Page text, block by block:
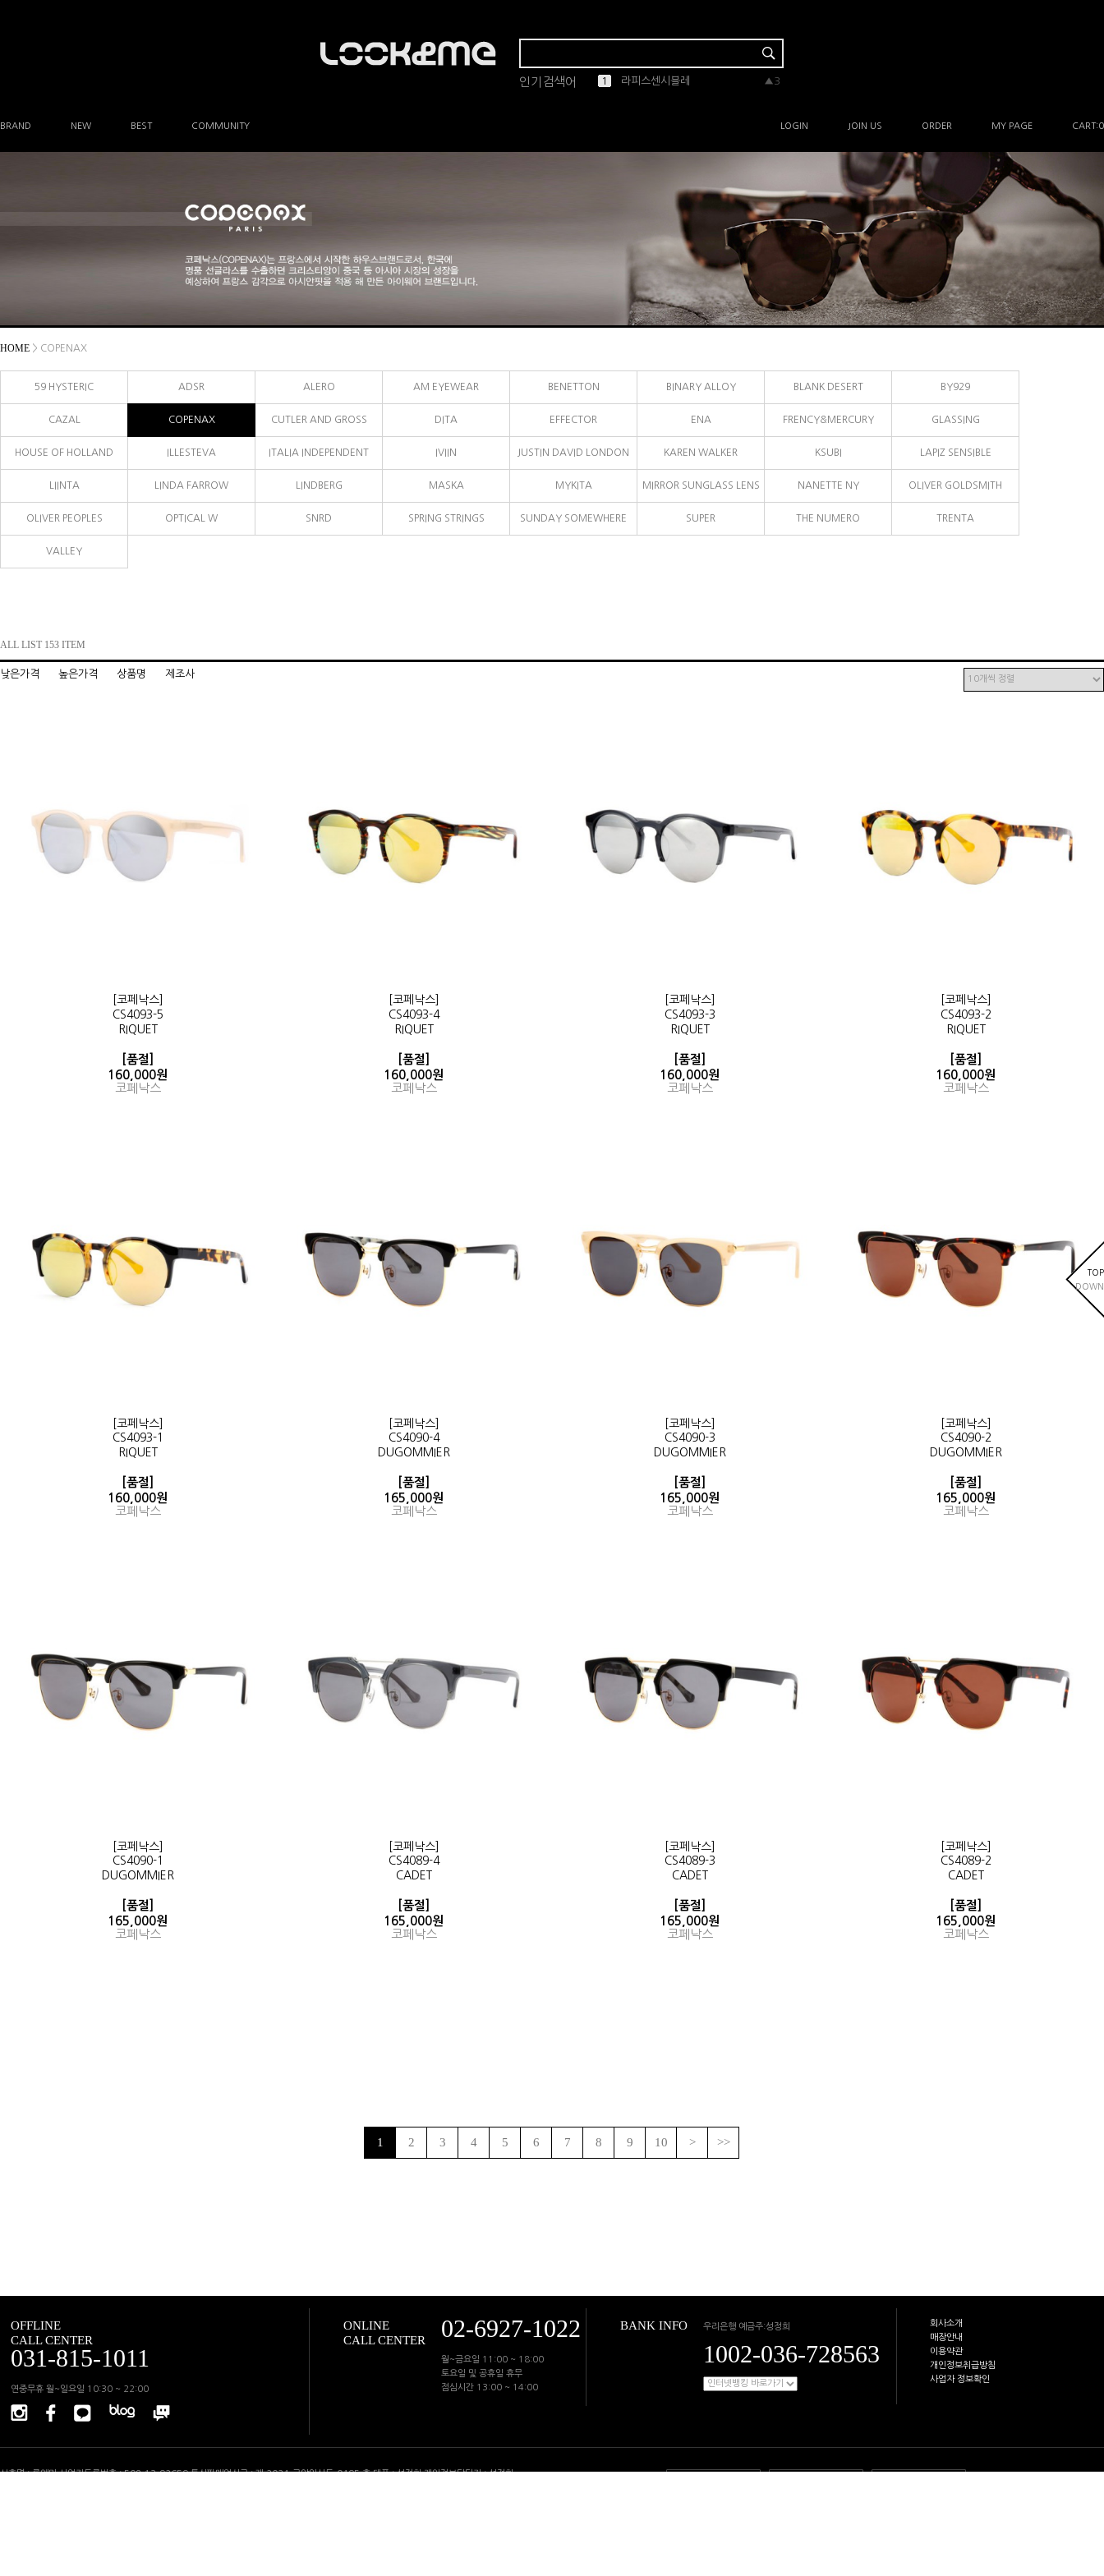
인기검색어 1 라피스센시블레 ▲3
2 마스카 ▲1
3 ▼-2
4 ▲1
5 ▲3
BRAND NEW BEST COMMUNITY
FAQ
A/S안내
방문예약
LOGIN JOIN US ORDER MY PAGE CART:0
TOP
DOWN
HOME > COPENAX
59 HYSTERIC ADSR ALERO AM EYEWEAR BENETTON BINARY ALLOY BLANK DESERT BY929
CAZAL COPENAX CUTLER AND GROSS DITA EFFECTOR ENA FRENCY&MERCURY GLASSING
HOUSE OF HOLLAND ILLESTEVA ITALIA INDEPENDENT IVIIN JUSTIN DAVID LONDON KAREN WALKER KSUBI LAPIZ SENSIBLE
LIINTA LINDA FARROW LINDBERG MASKA MYKITA MIRROR SUNGLASS LENS NANETTE NY OLIVER GOLDSMITH
OLIVER PEOPLES OPTICAL W SNRD SPRING STRINGS SUNDAY SOMEWHERE SUPER THE NUMERO TRENTA
VALLEY
ALL LIST 153 ITEM
낮은가격 높은가격 상품명 제조사
[코페낙스]
CS4093-5
RIQUET
[품절]
160,000원
코페낙스
[코페낙스]
CS4093-4
RIQUET
[품절]
160,000원
코페낙스
[코페낙스]
CS4093-3
RIQUET
[품절]
160,000원
코페낙스
[코페낙스]
CS4093-2
RIQUET
[품절]
160,000원
코페낙스
[코페낙스]
CS4093-1
RIQUET
[품절]
160,000원
코페낙스
[코페낙스]
CS4090-4
DUGOMMIER
[품절]
165,000원
코페낙스
[코페낙스]
CS4090-3
DUGOMMIER
[품절]
165,000원
코페낙스
[코페낙스]
CS4090-2
DUGOMMIER
[품절]
165,000원
코페낙스
[코페낙스]
CS4090-1
DUGOMMIER
[품절]
165,000원
코페낙스
[코페낙스]
CS4089-4
CADET
[품절]
165,000원
코페낙스
[코페낙스]
CS4089-3
CADET
[품절]
165,000원
코페낙스
[코페낙스]
CS4089-2
CADET
[품절]
165,000원
코페낙스
1 2 3 4 5 6 7 8 9 10 > >>
OFFLINE
CALL CENTER
031-815-1011
연중무휴 월~일요일 10:30 ~ 22:00
ONLINE
CALL CENTER
02-6927-1022
월~금요일 11:00 ~ 18:00
토요일 및 공휴일 휴무
점심시간 13:00 ~ 14:00
BANK INFO 우리은행 예금주:성정희
1002-036-728563
회사소개
매장안내
이용약관
개인정보취급방침
사업자 정보확인
상호명 : 룩앤미 사업자등록번호 : 508-13-92659 통신판매업신고 : 제 2024-고양일산동-0495 호 대표 : 성정희 개인정보담당자 : 성정희